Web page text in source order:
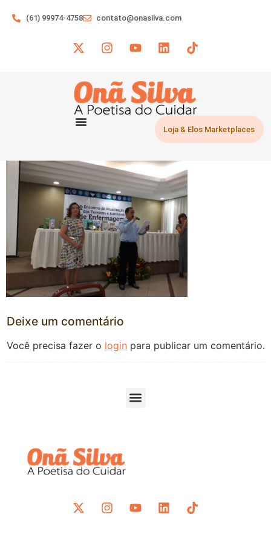
(61) 99974-4758 contato@onasilva.com
Loja & Elos Marketplaces
Deixe um comentário
Você precisa fazer o login para publicar um comentário.